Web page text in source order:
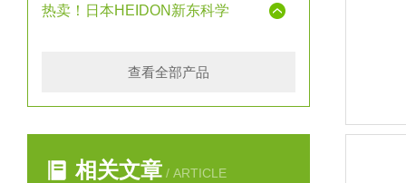
热卖！日本HEIDON新东科学
查看全部产品
相关文章 / ARTICLE